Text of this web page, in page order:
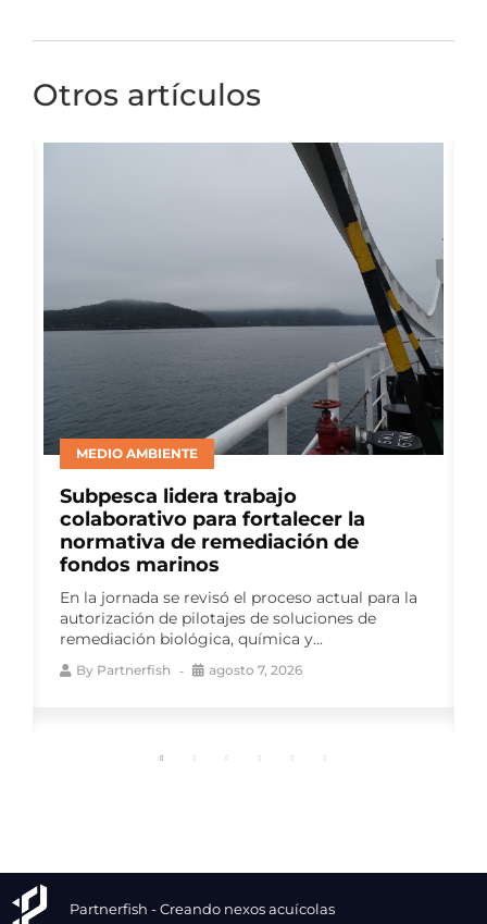
Otros artículos
BIENESTAR ANIMAL
Consejo del Salmón lideró panel de
productores en ELBA 2026 para
abordar avances en bienestar
animal
Como auspiciador del Encuentro
Latinoamericano de Bienestar Animal (ELBA
2026), el gremio impulsó una instancia de
conversación que reunió a...
By agosto 7, 2026
Partnerfish - Creando nexos acuícolas